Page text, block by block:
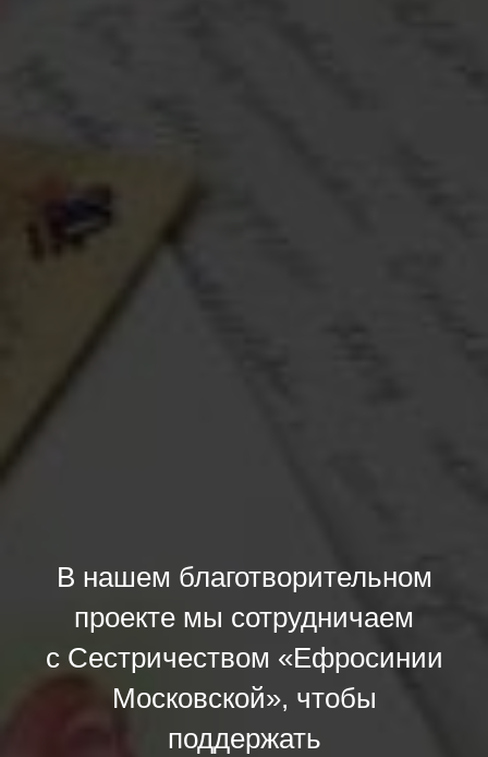
В нашем благотворительном
проекте мы сотрудничаем
с Сестричеством «Ефросинии
Московской», чтобы
поддержать